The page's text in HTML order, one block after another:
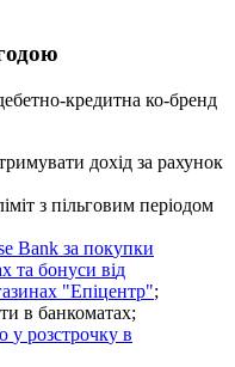
одою
ебетно-кредитна ко-бренд
римувати дохід за рахунок
іміт з пільговим періодом
Bank за покупки
х та бонуси від
азинах "Епіцентр";
ти в банкоматах;
у розстрочку в